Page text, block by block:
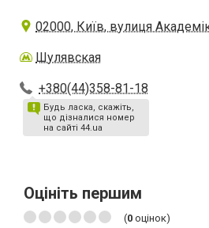
02000, Київ, вулиця
Шулявская
+380(44)358-81-18
Будь ласка, скажіть,
що дізналися номер
на сайті 44.ua
Оцініть першим
(0 оцінок)